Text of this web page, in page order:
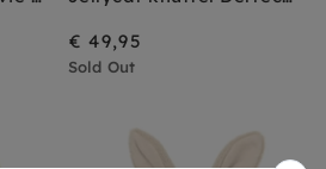
€ 49,95
Sold Out